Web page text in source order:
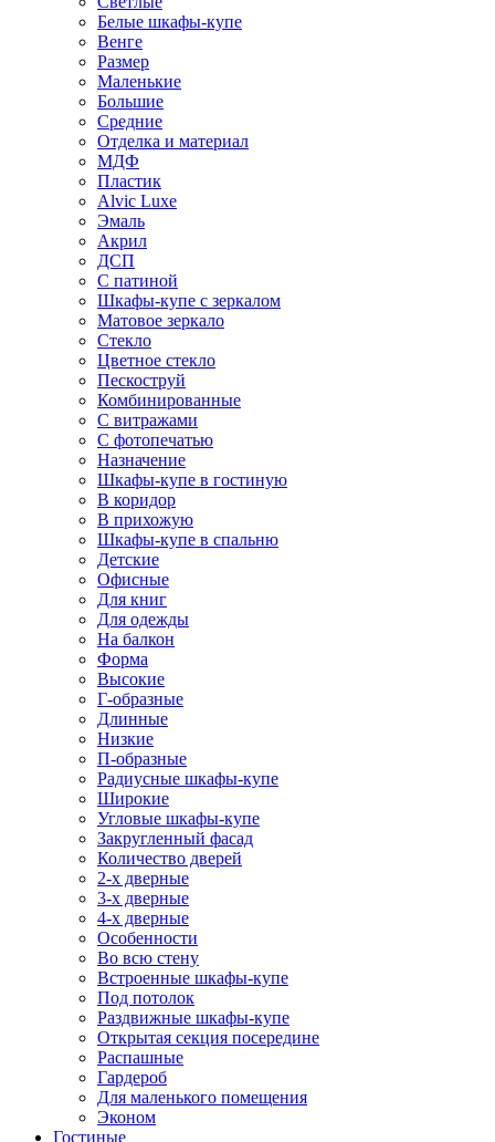
Белые шкафы-купе
Венге
Размер
Маленькие
Большие
Средние
Отделка и материал
МДФ
Пластик
Alvic Luxe
Эмаль
Акрил
ДСП
С патиной
Шкафы-купе с зеркалом
Матовое зеркало
Стекло
Цветное стекло
Пескоструй
Комбинированные
С витражами
С фотопечатью
Назначение
Шкафы-купе в гостиную
В коридор
В прихожую
Шкафы-купе в спальню
Детские
Офисные
Для книг
Для одежды
На балкон
Форма
Высокие
Г-образные
Длинные
Низкие
П-образные
Радиусные шкафы-купе
Широкие
Угловые шкафы-купе
Закругленный фасад
Количество дверей
2-х дверные
3-х дверные
4-х дверные
Особенности
Во всю стену
Встроенные шкафы-купе
Под потолок
Раздвижные шкафы-купе
Открытая секция посередине
Распашные
Гардероб
Для маленького помещения
Эконом
Гостиные